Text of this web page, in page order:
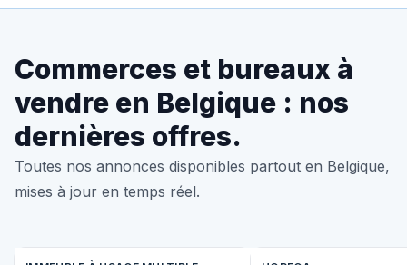
Commerces et bureaux à
vendre en Belgique : nos
dernières offres.
Toutes nos annonces disponibles partout en Belgique,
mises à jour en temps réel.